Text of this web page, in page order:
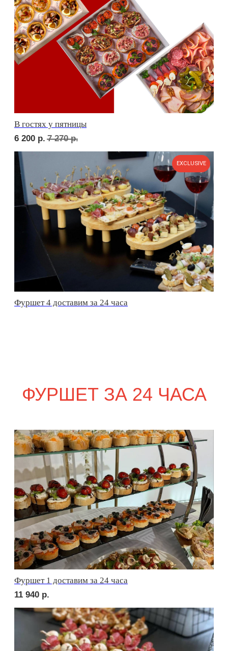
Фуршет 3 доставим за 24 часа
11 700 р.
EXCLUSIVE
Фуршет 4 доставим за 24 часа
СЕТЫ ЗА 24 ЧАСА
сет ПАРМА
2 520
р.
2 050 р.